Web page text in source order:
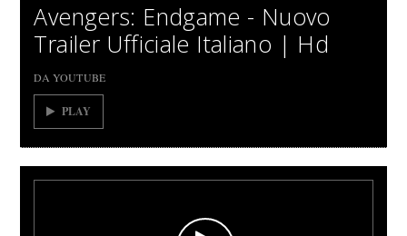
Avengers: Endgame - Nuovo
Trailer Ufficiale Italiano | Hd
DA YOUTUBE
PLAY